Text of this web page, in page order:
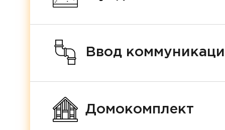
Ввод
Домокомплект